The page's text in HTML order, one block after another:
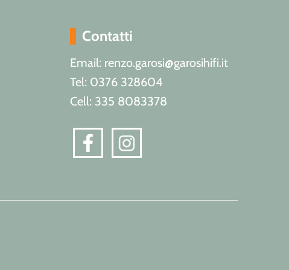
Contatti
Email: renzo.garosi@garosihifi.it
Tel: 0376 328604
Cell: 335 8083378